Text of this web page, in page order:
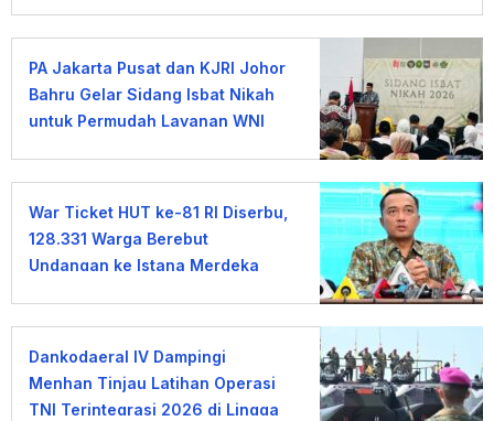
PA Jakarta Pusat dan KJRI Johor
Bahru Gelar Sidang Isbat Nikah
untuk Permudah Layanan WNI
War Ticket HUT ke-81 RI Diserbu,
128.331 Warga Berebut
Undangan ke Istana Merdeka
Dankodaeral IV Dampingi
Menhan Tinjau Latihan Operasi
TNI Terintegrasi 2026 di Lingga